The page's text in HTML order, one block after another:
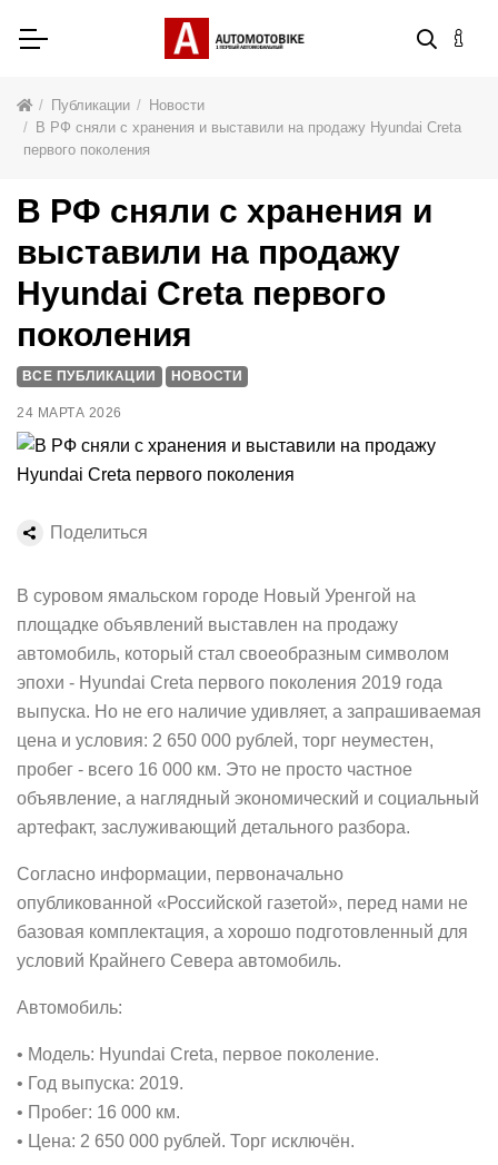
Публикации
Новости
В РФ сняли с хранения и выставили на продажу Hyundai Creta
первого поколения
В суровом ямальском городе Новый Уренгой на
площадке объявлений выставлен на продажу
автомобиль, который стал своеобразным символом
эпохи - Hyundai Creta первого поколения 2019 года
выпуска. Но не его наличие удивляет, а запрашиваемая
цена и условия: 2 650 000 рублей, торг неуместен,
пробег - всего 16 000 км. Это не просто частное
объявление, а наглядный экономический и социальный
артефакт, заслуживающий детального разбора.
Согласно информации, первоначально
опубликованной «Российской газетой», перед нами не
базовая комплектация, а хорошо подготовленный для
условий Крайнего Севера автомобиль.
Автомобиль:
• Модель: Hyundai Creta, первое поколение.
• Год выпуска: 2019.
• Пробег: 16 000 км.
• Цена: 2 650 000 рублей. Торг исключён.
В РФ сняли с хранения и
выставили на продажу
Hyundai Creta первого
поколения
ВСЕ ПУБЛИКАЦИИ НОВОСТИ
24 МАРТА 2026
Поделиться